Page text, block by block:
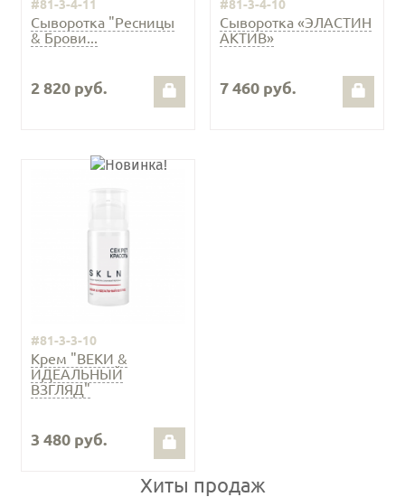
#81-3-4-11
Сыворотка "Ресницы
& Брови...
2 820 руб.
#81-3-4-10
Сыворотка «ЭЛАСТИН
АКТИВ»
7 460 руб.
#81-3-3-10
Крем "ВЕКИ &
ИДЕАЛЬНЫЙ
ВЗГЛЯД"
3 480 руб.
Хиты продаж